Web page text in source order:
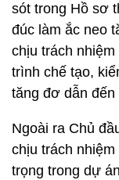
sót trong Hồ sơ
đúc làm ắc neo
chịu trách
trình chế tạo,
tăng đơ dẫn đến
Ngoài ra Chủ
chịu trách
trọng trong dự